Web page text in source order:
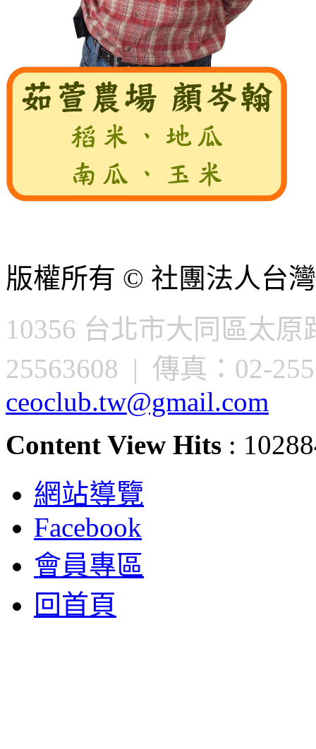
版權所有 © 社團法人台
10356 台北市大同區太
25563608 | 傳真：02-
ceoclub.tw@gmail.com
Content View Hits :
網站導覽
Facebook
會員專區
回首頁